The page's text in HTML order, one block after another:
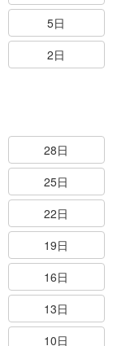
5日
2日
28日
25日
22日
19日
16日
13日
10日